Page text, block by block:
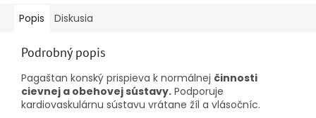
Popis Diskusia
Podrobný popis
Pagaštan konský prispieva k normálnej činnosti
cievnej a obehovej sústavy. Podporuje
kardiovaskulárnu sústavu vrátane žíl a vlásočníc.